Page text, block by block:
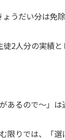
うだい分は免除
2人分の実績と
あるので～」は
限りでは、「